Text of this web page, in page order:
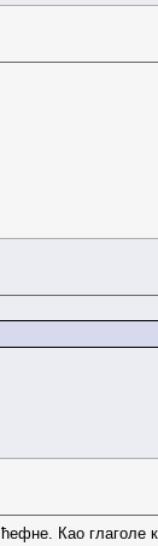
Као глаголе